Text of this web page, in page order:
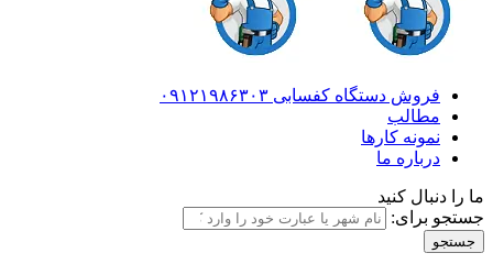
فروش دستگاه کفسابی ۰۹۱۲۱۹۸۶۳۰۳
مطالب
نمونه کارها
درباره ما
ما را دنبال کنید
جستجو برای: